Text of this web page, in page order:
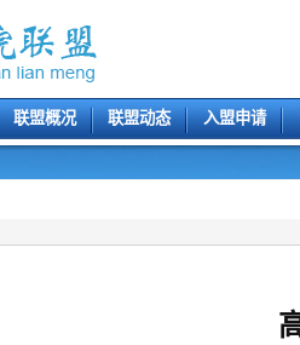
联盟概况 联盟动态 入盟申请